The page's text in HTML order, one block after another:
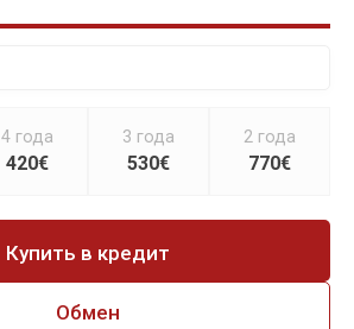
4 года
420€
3 года
530€
2 года
770€
Купить в кредит
Обмен